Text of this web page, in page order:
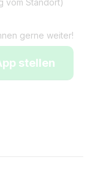
vom Standort)
gerne weiter!
stellen